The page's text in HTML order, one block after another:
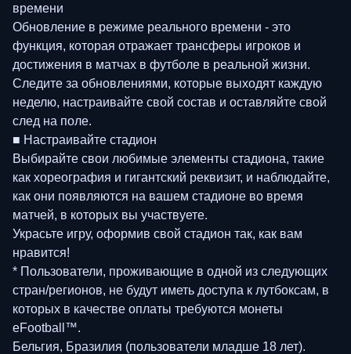
времени
Обновление в режиме реального времени - это
функция, которая отражает трансферы игроков и
достижения в матчах в футболе в реальной жизни.
Следите за обновлениями, которые выходят каждую
неделю, настраивайте свой состав и оставляйте свой
след на поле.
■ Настраивайте стадион
Выбирайте свои любимые элементы стадиона, такие
как хореография и гигантский реквизит, и наблюдайте,
как они появляются на вашем стадионе во время
матчей, в которых вы участвуете.
Украсьте игру, оформив свой стадион так, как вам
нравится!
* Пользователи, проживающие в одной из следующих
стран/регионов, не будут иметь доступа к лутбоксам, в
которых в качестве оплаты требуются монеты
eFootball™.
Бельгия, Бразилия (пользователи младше 18 лет).